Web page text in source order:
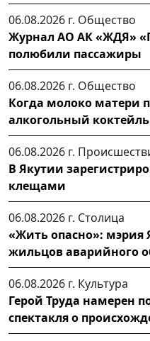
06.08.2026 г. Общество
Журнал АО АК «ЖДЯ»
полюбили пассажиры
06.08.2026 г. Общество
Когда молоко матери
алкогольный коктейль
06.08.2026 г.
В Якутии
клещами
06.08.2026 г. Столица
«Жить опасно»: мэрия
жильцов аварийного
06.08.2026 г. Культура
Герой Труда намерен
спектакля о